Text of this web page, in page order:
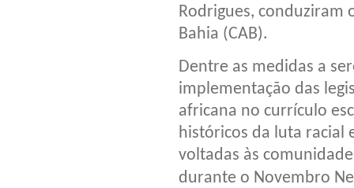
Rodrigues,
Bahia (CAB).
Dentre as medidas a
implementação das
africana no currículo
históricos da luta racial
voltadas às
durante o Novembro